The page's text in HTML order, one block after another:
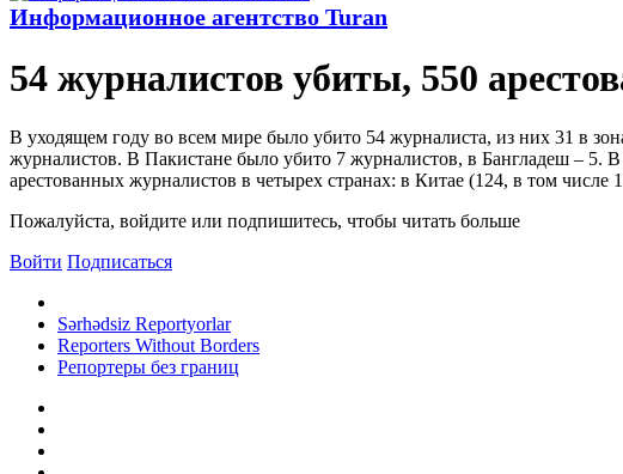
Информационное агентство Turan
54 журналистов убиты, 550
В уходящем году во всем мире было убито 54 журналиста, из них 31 в
журналистов. В Пакистане было убито 7 журналистов, в Бангладеш – 5.
арестованных журналистов в четырех странах: в Китае (124, в том числе
Пожалуйста, войдите или подпишитесь, чтобы читать больше
Войти Подписаться
Sərhədsiz Reportyorlar
Reporters Without Borders
Репортеры без границ